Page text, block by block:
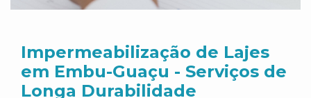
Impermeabilização de Lajes
em Embu-Guaçu - Serviços de
Longa Durabilidade